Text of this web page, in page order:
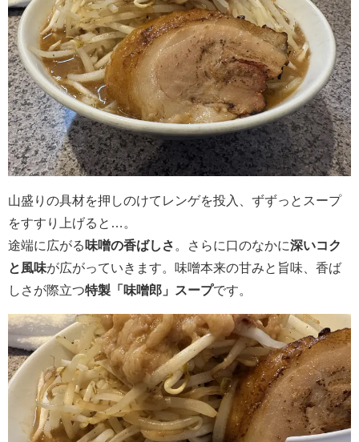
山盛りの具材を押しのけてレンゲを投入、ずずっとスープ
をすすり上げると…。
途端に広がる 味噌の香ばしさ 。さらに口のなかに深いコク
と風味が広がっていきます。味噌本来の甘みと旨味、香ば
しさが際立つ特製「味噌郎」スープです。